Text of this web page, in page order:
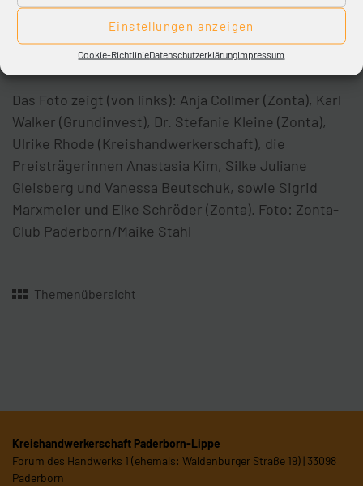
Einstellungen anzeigen
Cookie-RichtlinieDatenschutzerklärungImpressum
Das Foto zeigt (von links): Anja Collmer (Zonta), Karl
Walker (Grundinvest), Dr. Stefanie Kleine (Zonta),
Ulrike Rhode (Kreishandwerkerschaft), die
Preisträgerinnen Anastasia Kim, Silke Juliane
Gleisberg und Vanessa Beutschuk, sowie Sigrid
Marxmeier und Elke Schröder (Zonta). Foto: Zonta-
Club Paderborn/Maike Stahl
Themenübersicht
Kreishandwerkerschaft Paderborn-Lippe
Forum des Handwerks 1 (ehemals: Waldenburger Straße 19) | 33098
Paderborn